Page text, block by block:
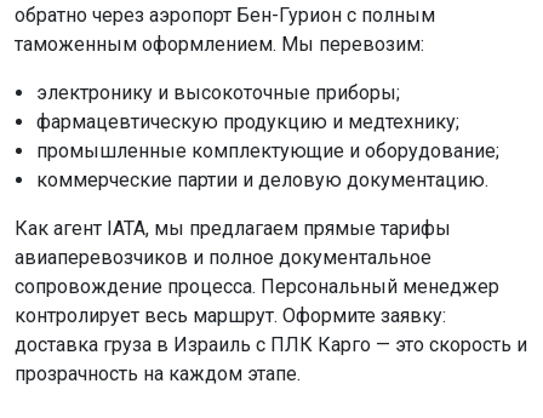
обратно через аэропорт Бен-Гурион с полным
таможенным оформлением. Мы перевозим:
электронику и высокоточные приборы;
фармацевтическую продукцию и медтехнику;
промышленные комплектующие и оборудование;
коммерческие партии и деловую документацию.
Как агент IATA, мы предлагаем прямые тарифы
авиаперевозчиков и полное документальное
сопровождение процесса. Персональный менеджер
контролирует весь маршрут. Оформите заявку:
доставка груза в Израиль с ПЛК Карго — это скорость и
прозрачность на каждом этапе.